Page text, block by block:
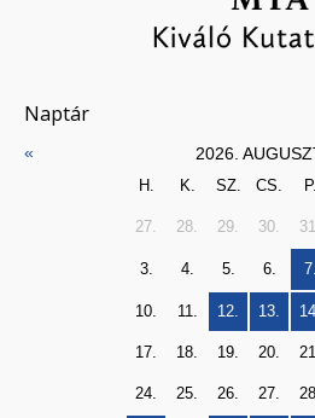
Naptár
« 2026.
H. K. SZ. CS. P.
27. 28. 29. 30. 31.
3. 4. 5. 6. 7.
10. 11. 12. 13. 14.
17. 18. 19. 20. 21.
24. 25. 26. 27. 28.